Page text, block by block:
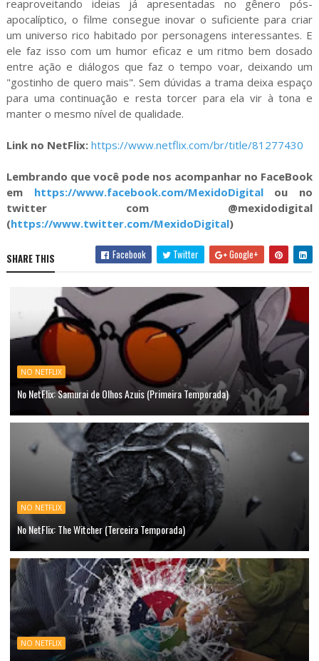
reaproveitando ideias já apresentadas no gênero pós-
apocalíptico, o filme consegue inovar o suficiente para criar
um universo rico habitado por personagens interessantes. E
ele faz isso com um humor eficaz e um ritmo bem dosado
entre ação e diálogos que faz o tempo voar, deixando um
"gostinho de quero mais". Sem dúvidas a trama deixa espaço
para uma continuação e resta torcer para ela vir à tona e
manter o mesmo nível de qualidade.
Link no NetFlix: https://www.netflix.com/br/title/81277430
Lembrando que você pode nos acompanhar no FaceBook
em https://www.facebook.com/MexidoDigitalou no
twitter com @mexidodigital
(https://www.twitter.com/MexidoDigital)
SHARE THIS Facebook Twitter Google+
NO NETFLIX
No NetFlix: Samurai de Olhos Azuis (Primeira Temporada)
NO NETFLIX
No NetFlix: The Witcher (Terceira Temporada)
NO NETFLIX